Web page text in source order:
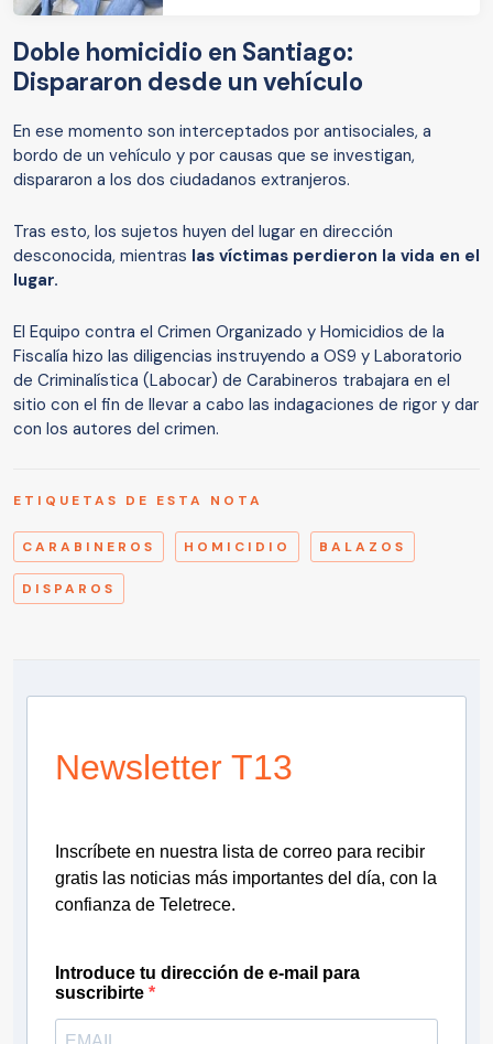
Doble homicidio en Santiago:
Dispararon desde un vehículo
En ese momento son interceptados por antisociales, a
bordo de un vehículo y por causas que se investigan,
dispararon a los dos ciudadanos extranjeros.
Tras esto, los sujetos huyen del lugar en dirección
desconocida, mientras las víctimas perdieron la vida en el
lugar.
El Equipo contra el Crimen Organizado y Homicidios de la
Fiscalía hizo las diligencias instruyendo a OS9 y Laboratorio
de Criminalística (Labocar) de Carabineros trabajara en el
sitio con el fin de llevar a cabo las indagaciones de rigor y dar
con los autores del crimen.
ETIQUETAS DE ESTA NOTA
CARABINEROS HOMICIDIO BALAZOS
DISPAROS
Newsletter T13
Inscríbete en nuestra lista de correo para recibir
gratis las noticias más importantes del día, con la
confianza de Teletrece.
Introduce tu dirección de e-mail para
suscribirte